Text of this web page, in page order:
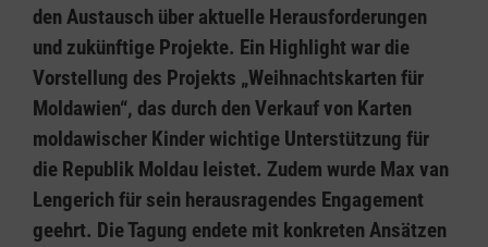
den Austausch über aktuelle Herausforderungen
und zukünftige Projekte. Ein Highlight war die
Vorstellung des Projekts „Weihnachtskarten für
Moldawien“, das durch den Verkauf von Karten
moldawischer Kinder wichtige Unterstützung für
die Republik Moldau leistet. Zudem wurde Max van
Lengerich für sein herausragendes Engagement
geehrt. Die Tagung endete mit konkreten Ansätzen